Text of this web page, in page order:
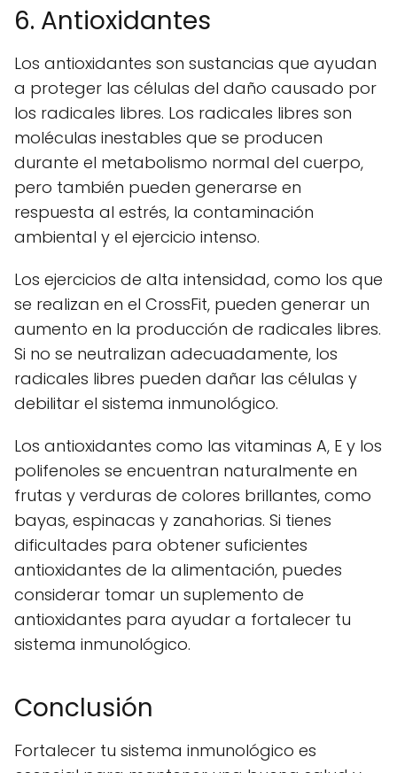
6. Antioxidantes
Los antioxidantes son sustancias que ayudan
a proteger las células del daño causado por
los radicales libres. Los radicales libres son
moléculas inestables que se producen
durante el metabolismo normal del cuerpo,
pero también pueden generarse en
respuesta al estrés, la contaminación
ambiental y el ejercicio intenso.
Los ejercicios de alta intensidad, como los que
se realizan en el CrossFit, pueden generar un
aumento en la producción de radicales libres.
Si no se neutralizan adecuadamente, los
radicales libres pueden dañar las células y
debilitar el sistema inmunológico.
Los antioxidantes como las vitaminas A, E y los
polifenoles se encuentran naturalmente en
frutas y verduras de colores brillantes, como
bayas, espinacas y zanahorias. Si tienes
dificultades para obtener suficientes
antioxidantes de la alimentación, puedes
considerar tomar un suplemento de
antioxidantes para ayudar a fortalecer tu
sistema inmunológico.
Conclusión
Fortalecer tu sistema inmunológico es